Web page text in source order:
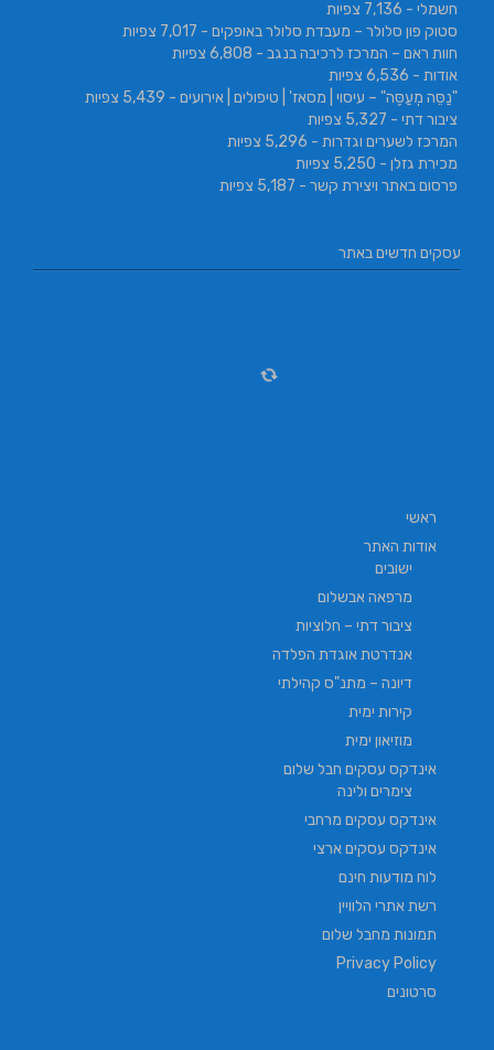
חשמלי - 7,136 צפיות
סטוק פון סלולר – מעבדת סלולר באופקים - 7,017 צפיות
חוות ראם – המרכז לרכיבה בנגב - 6,808 צפיות
אודות - 6,536 צפיות
"נַסֵּה מְעַסֶּה" – עיסוי | מסאז' | טיפולים | אירועים - 5,439 צפיות
ציבור דתי - 5,327 צפיות
המרכז לשערים וגדרות - 5,296 צפיות
מכירת גזלן - 5,250 צפיות
פרסום באתר ויצירת קשר - 5,187 צפיות
עסקים חדשים באתר
ראשי
אודות האתר
ישובים
מרפאה אבשלום
ציבור דתי – חלוציות
אנדרטת אוגדת הפלדה
דיונה – מתנ"ס קהילתי
קירות ימית
מוזיאון ימית
אינדקס עסקים חבל שלום
צימרים ולינה
אינדקס עסקים מרחבי
אינדקס עסקים ארצי
לוח מודעות חינם
רשת אתרי הלוויין
תמונות מחבל שלום
Privacy Policy
סרטונים